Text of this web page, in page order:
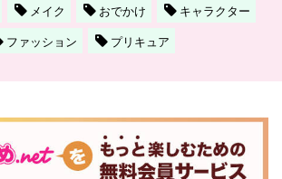
メイク おでかけ
キャラクター
ファッション
プリキュア